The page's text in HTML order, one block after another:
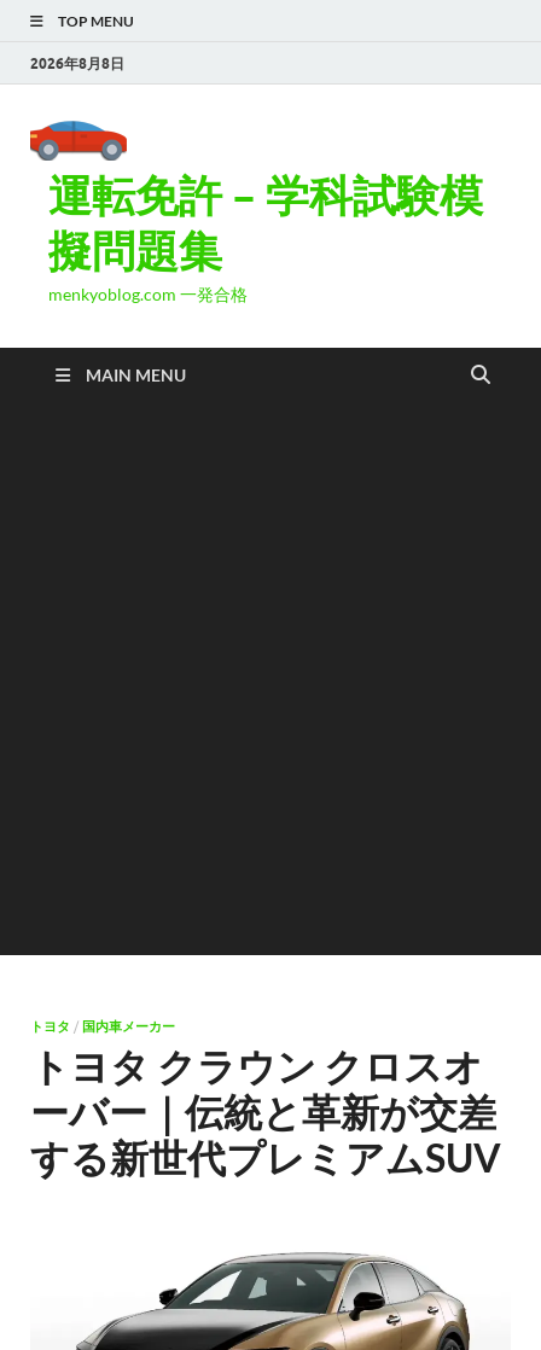
TOP MENU
2026年8月8日
運転免許 – 学科試験模
擬問題集
menkyoblog.com 一発合格
MAIN MENU
トヨタ / 国内車メーカー
トヨタ クラウン クロスオ
ーバー｜伝統と革新が交差
する新世代プレミアムSUV